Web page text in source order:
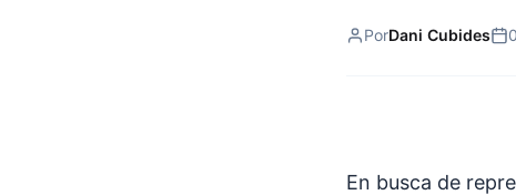
PorDani Cubides
En busca de